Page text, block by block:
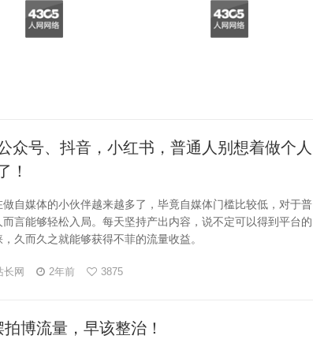
众号、抖音，小红书，普通人别想着做个人
！
做自媒体的小伙伴越来越多了，毕竟自媒体门槛比较低，对于普
而言能够轻松入局。每天坚持产出内容，说不定可以得到平台的
，久而久之就能够获得不菲的流量收益。
长网 2年前 3875
博流量，早该整治！